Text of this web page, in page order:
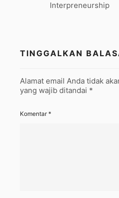
Interpreneurship
TINGGALKAN
Alamat email Anda tidak
yang wajib ditandai *
Komentar*